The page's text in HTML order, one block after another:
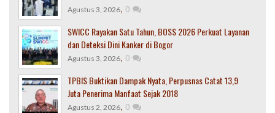
Agustus 3, 2026, 0
SWICC Rayakan Satu Tahun, BOSS 2026 Perkuat Layanan
dan Deteksi Dini Kanker di Bogor
Agustus 3, 2026, 0
TPBIS Buktikan Dampak Nyata, Perpusnas Catat 13,9
Juta Penerima Manfaat Sejak 2018
Agustus 2, 2026, 0